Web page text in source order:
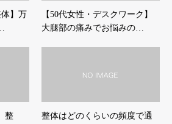
体】万
【50代女性・デスクワーク】
大腿部の痛みでお悩みの…
整
整体はどのくらいの頻度で通